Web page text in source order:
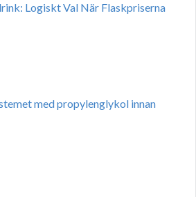
Logiskt Val När Flaskpriserna
med propylenglykol innan